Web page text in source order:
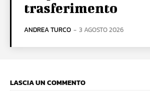
trasferimento
ANDREA TURCO - 3 AGOSTO 2026
LASCIA UN COMMENTO